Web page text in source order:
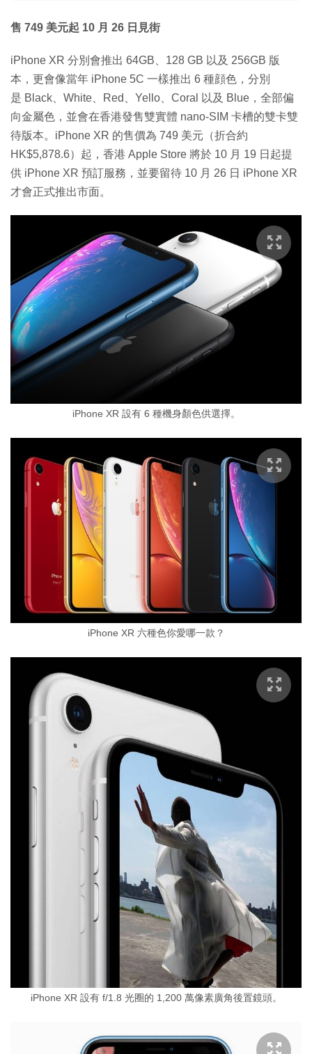
售 749 美元起 10 月 26 日見街
iPhone XR 分別會推出 64GB、128 GB 以及 256GB 版
本，更會像當年 iPhone 5C 一樣推出 6 種顔色，分別
是 Black、White、Red、Yello、Coral 以及 Blue，全部偏
向金屬色，並會在香港發售雙實體 nano-SIM 卡槽的雙卡雙
待版本。iPhone XR 的售價為 749 美元（折合約
HK$5,878.6）起，香港 Apple Store 將於 10 月 19 日起提
供 iPhone XR 預訂服務，並要留待 10 月 26 日 iPhone XR
才會正式推出市面。
iPhone XR 設有 6 種機身顏色供選擇。
iPhone XR 六種色你愛哪一款？
iPhone XR 設有 f/1.8 光圈的 1,200 萬像素廣角後置鏡頭。